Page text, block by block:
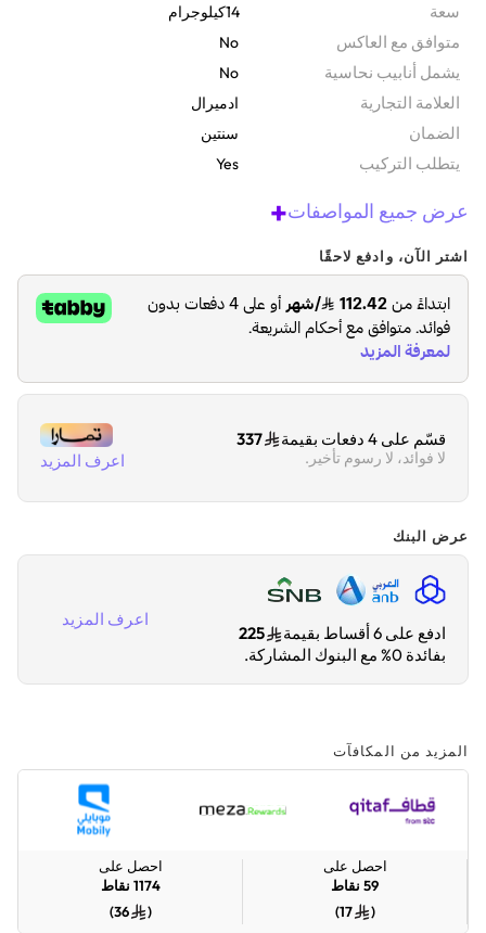
سعة 14كيلوجرام
متوافق مع العاكس No
يشمل أنابيب نحاسية No
‫العلامة التجارية ادميرال
الضمان‬ سنتين
يتطلب التركيب Yes
عرض جميع المواصفات+
اشتر الآن، وادفع لاحقًا
قسّم على 4 دفعات بقيمة 337
لا فوائد، لا رسوم تأخير. اعرف المزيد
عرض البنك
ادفع على 6 أقساط بقيمة
225
بفائدة 0% مع البنوك المشاركة.
اعرف المزيد
المزيد من المكافآت
احصل على
59 نقاط
(
17
)
احصل على
1174 نقاط
(
36
)